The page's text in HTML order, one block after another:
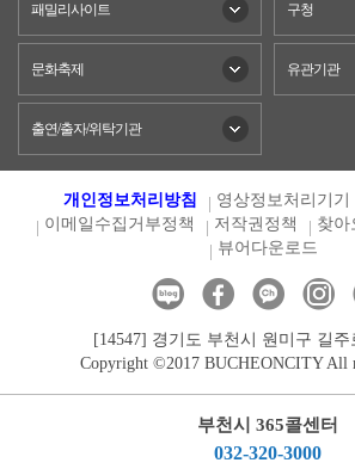
패밀리사이트 구청
문화축제 유관기관
출연/출자/위탁기관
개인정보처리방침
영상정보처리기기
이메일수집거부정책
저작권정책 찾아
뷰어다운로드
[14547] 경기도 부천시 원미구 길주
Copyright ©2017 BUCHEONCITY All
부천시 365콜센터
032-320-3000